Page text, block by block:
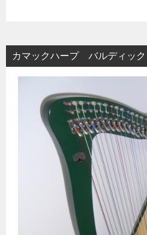
カマックハープ バルディック